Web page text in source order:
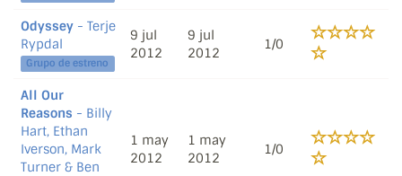
Odyssey - Terje
Rypdal
Grupo de estreno
9 jul
2012
9 jul
2012
1/0
All Our
Reasons - Billy
Hart, Ethan
Iverson, Mark
Turner & Ben
1 may
2012
1 may
2012
1/0